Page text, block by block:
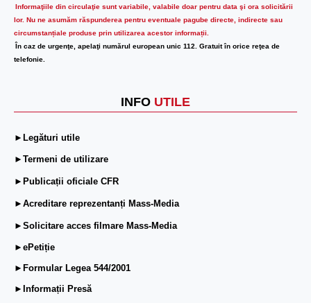
Informaţiile din circulaţie sunt variabile, valabile doar pentru data şi ora solicitării
lor. Nu ne asumăm răspunderea pentru eventuale pagube directe, indirecte sau
circumstanțiale produse prin utilizarea acestor informații.
În caz de urgenţe, apelaţi numărul european unic 112. Gratuit în orice reţea de
telefonie.
INFO UTILE
►Legături utile
►Termeni de utilizare
►Publicații oficiale CFR
►Acreditare reprezentanți Mass-Media
►Solicitare acces filmare Mass-Media
►ePetiție
►Formular Legea 544/2001
►Informații Presă